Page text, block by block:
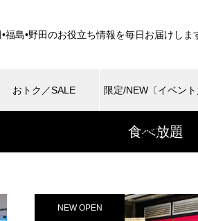
福島•野田のお役立ち情報を毎日お届けしま
おトク／SALE 限定/NEW〔イベント
商品〕
食べ放題
NEW OPEN